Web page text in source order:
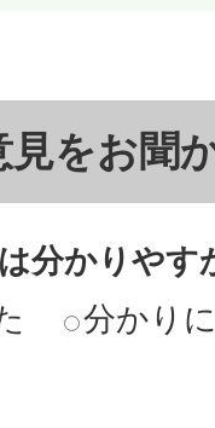
をお聞
分かりやす
分かり